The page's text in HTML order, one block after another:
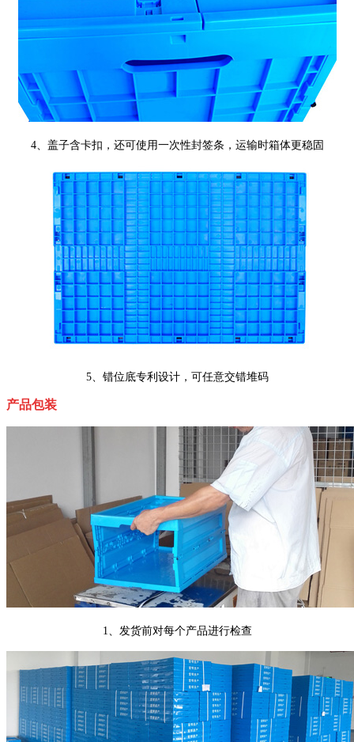
4、 盖子含卡扣，还可使用一次性封签条，运输时箱体更稳固
5、错位底专利设计，可任意交错堆码
产品包装
1、发货前对每个产品进行检查